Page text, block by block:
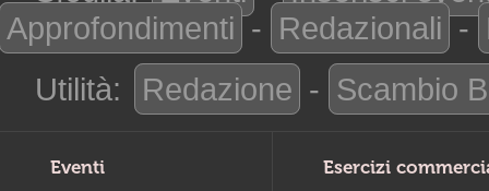
Approfondimenti - Redazionali -
Utilità:
Redazione - Scambio
Eventi Esercizi